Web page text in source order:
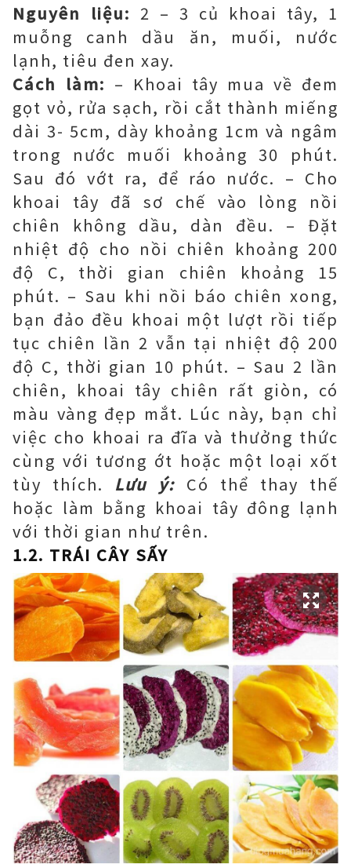
Nguyên liệu: 2 – 3 củ khoai tây, 1
muỗng canh dầu ăn, muối, nước
lạnh, tiêu đen xay.
Cách làm: – Khoai tây mua về đem
gọt vỏ, rửa sạch, rồi cắt thành miếng
dài 3- 5cm, dày khoảng 1cm và ngâm
trong nước muối khoảng 30 phút.
Sau đó vớt ra, để ráo nước. – Cho
khoai tây đã sơ chế vào lòng nồi
chiên không dầu, dàn đều. – Đặt
nhiệt độ cho nồi chiên khoảng 200
độ C, thời gian chiên khoảng 15
phút. – Sau khi nồi báo chiên xong,
bạn đảo đều khoai một lượt rồi tiếp
tục chiên lần 2 vẫn tại nhiệt độ 200
độ C, thời gian 10 phút. – Sau 2 lần
chiên, khoai tây chiên rất giòn, có
màu vàng đẹp mắt. Lúc này, bạn chỉ
việc cho khoai ra đĩa và thưởng thức
cùng với tương ớt hoặc một loại xốt
tùy thích. Lưu ý: Có thể thay thế
hoặc làm bằng khoai tây đông lạnh
với thời gian như trên.
1.2. TRÁI CÂY SẤY